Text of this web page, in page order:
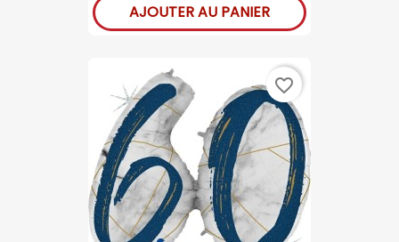
AJOUTER AU PANIER
favorite_border